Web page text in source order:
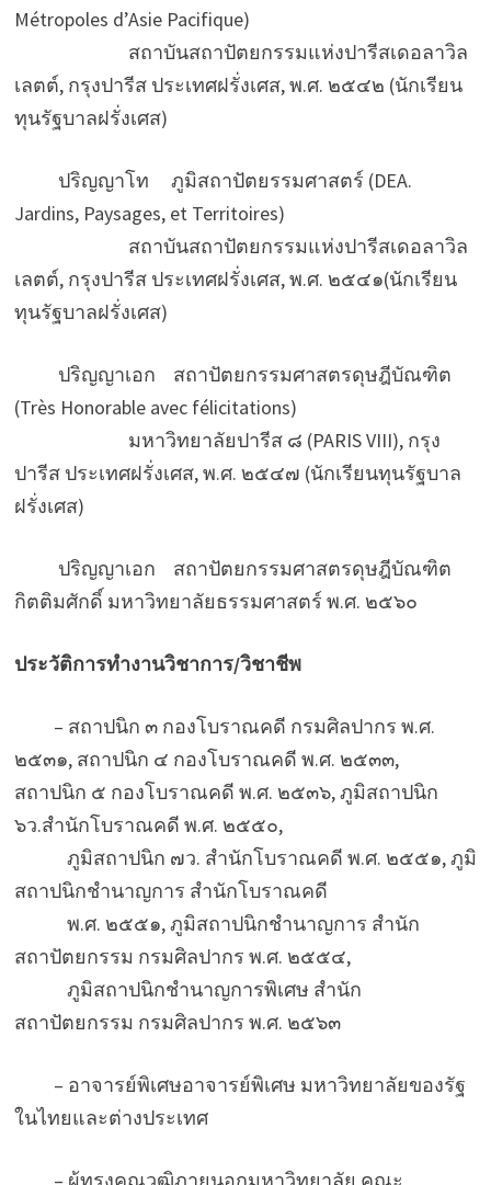
Métropoles d’Asie Pacifique)
สถาบันสถาปัตยกรรมแห่งปารีสเดอลาวิล
เลตต์, กรุงปารีส ประเทศฝรั่งเศส, พ.ศ. ๒๕๔๒ (นักเรียน
ทุนรัฐบาลฝรั่งเศส)
ปริญญาโท ภูมิสถาปัตยรรมศาสตร์ (DEA.
Jardins, Paysages, et Territoires)
สถาบันสถาปัตยกรรมแห่งปารีสเดอลาวิล
เลตต์, กรุงปารีส ประเทศฝรั่งเศส, พ.ศ. ๒๕๔๑(นักเรียน
ทุนรัฐบาลฝรั่งเศส)
ปริญญาเอก สถาปัตยกรรมศาสตรดุษฎีบัณฑิต
(Très Honorable avec félicitations)
มหาวิทยาลัยปารีส ๘ (PARIS VIII), กรุง
ปารีส ประเทศฝรั่งเศส, พ.ศ. ๒๕๔๗ (นักเรียนทุนรัฐบาล
ฝรั่งเศส)
ปริญญาเอก สถาปัตยกรรมศาสตรดุษฎีบัณฑิต
กิตติมศักดิ์ มหาวิทยาลัยธรรมศาสตร์ พ.ศ. ๒๕๖๐
ประวัติการทำงานวิชาการ/วิชาชีพ
– สถาปนิก ๓ กองโบราณคดี กรมศิลปากร พ.ศ.
๒๕๓๑, สถาปนิก ๔ กองโบราณคดี พ.ศ. ๒๕๓๓,
สถาปนิก ๕ กองโบราณคดี พ.ศ. ๒๕๓๖, ภูมิสถาปนิก
๖ว.สำนักโบราณคดี พ.ศ. ๒๕๕๐,
ภูมิสถาปนิก ๗ว. สำนักโบราณคดี พ.ศ. ๒๕๕๑, ภูมิ
สถาปนิกชำนาญการ สำนักโบราณคดี
พ.ศ. ๒๕๕๑, ภูมิสถาปนิกชำนาญการ สำนัก
สถาปัตยกรรม กรมศิลปากร พ.ศ. ๒๕๕๔,
ภูมิสถาปนิกชำนาญการพิเศษ สำนัก
สถาปัตยกรรม กรมศิลปากร พ.ศ. ๒๕๖๓
– อาจารย์พิเศษอาจารย์พิเศษ มหาวิทยาลัยของรัฐ
ในไทยและต่างประเทศ
– ผู้ทรงคุณวุฒิภายนอกมหาวิทยาลัย คณะ